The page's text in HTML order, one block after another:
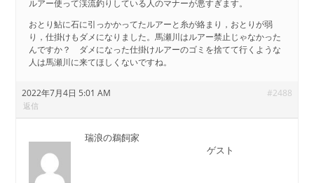
ルアー使って渓流釣りしている人のマナーが悪すぎます。
おとり鮎に石に引っかかってたルアーと糸が絡まり，おとりが弱
り，仕掛けもダメになりました。馬瀬川はルアー禁止じゃなかった
んですか？ ダメになった仕掛けルアーのゴミを捨てて行くような
人は馬瀬川に来てほしくないですね。
2022年7月4日 5:01 AM #2488
返信
瑞浪の鵜飼家
ゲスト